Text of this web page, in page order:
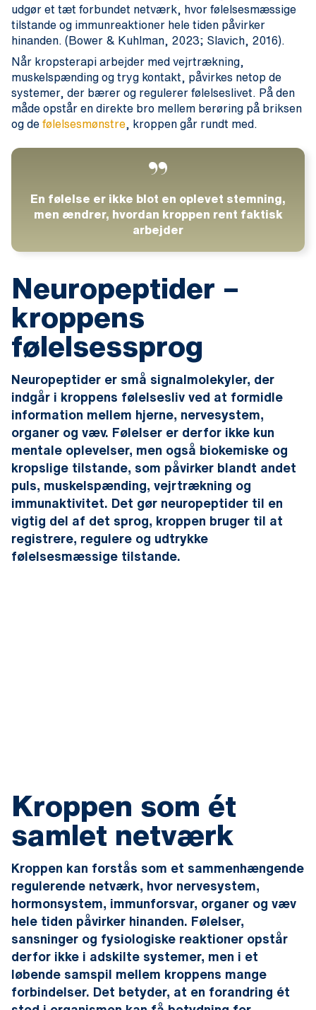
udgør et tæt forbundet netværk, hvor følelsesmæssige
tilstande og immunreaktioner hele tiden påvirker
hinanden. (Bower & Kuhlman, 2023; Slavich, 2016).
Når kropsterapi arbejder med vejrtrækning,
muskelspænding og tryg kontakt, påvirkes netop de
systemer, der bærer og regulerer følelseslivet. På den
måde opstår en direkte bro mellem berøring på briksen
og de følelsesmønstre , kroppen går rundt med.
En følelse er ikke blot en oplevet stemning,
men ændrer, hvordan kroppen rent faktisk
arbejder
Neuropeptider –
kroppens
følelsessprog
Neuropeptider er små signalmolekyler, der
indgår i kroppens følelsesliv ved at formidle
information mellem hjerne, nervesystem,
organer og væv. Følelser er derfor ikke kun
mentale oplevelser, men også biokemiske og
kropslige tilstande, som påvirker blandt andet
puls, muskelspænding, vejrtrækning og
immunaktivitet. Det gør neuropeptider til en
vigtig del af det sprog, kroppen bruger til at
registrere, regulere og udtrykke
følelsesmæssige tilstande.
Kroppen som ét
samlet netværk
Kroppen kan forstås som et sammenhængende
regulerende netværk, hvor nervesystem,
hormonsystem, immunforsvar, organer og væv
hele tiden påvirker hinanden. Følelser,
sansninger og fysiologiske reaktioner opstår
derfor ikke i adskilte systemer, men i et
løbende samspil mellem kroppens mange
forbindelser. Det betyder, at en forandring ét